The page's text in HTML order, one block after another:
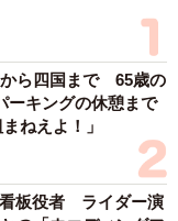
ら四国まで 65歳の
キングの休憩まで
ねえよ！」
板役者 ライダー演